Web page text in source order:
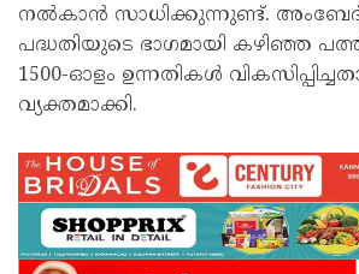
നൽകാൻ സാധിക്കുന്നുണ്ട്.
പദ്ധതിയുടെ ഭാഗമായി കഴിഞ്ഞ
1500-ഓളം ഉന്നതികൾ
വ്യക്തമാക്കി.